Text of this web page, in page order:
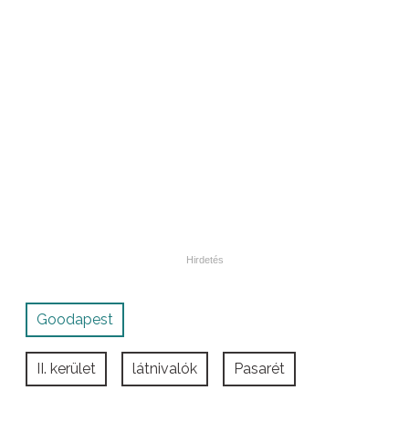
Goodapest
II. kerület látnivalók Pasarét